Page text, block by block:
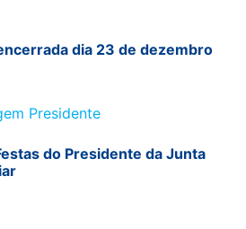
dia 23 de dezembro
do Presidente da Junta